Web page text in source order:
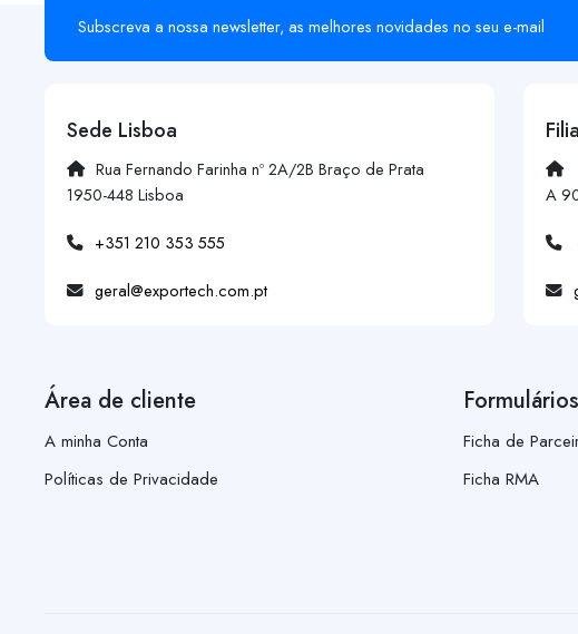
Subscreva a nossa newsletter, as melhores novidades no seu e-mail
Sede Lisboa
Rua Fernando Farinha nº 2A/2B Braço de Prata
1950-448 Lisboa
+351 210 353 555
geral@exportech.com.pt
A
Área de cliente
A minha Conta
Políticas de Privacidade
Formulários
Ficha de
Ficha RMA